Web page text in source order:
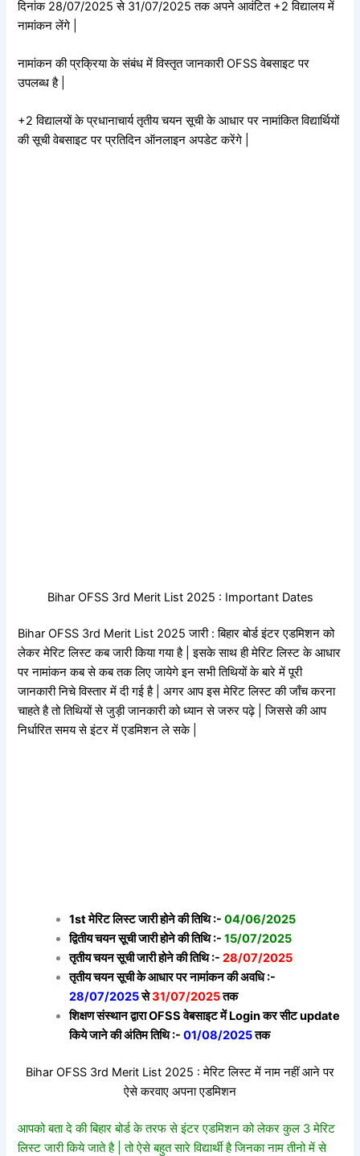
दिनांक 28/07/2025 से 31/07/2025 तक अपने आवंटित +2 विद्यालय में
नामांकन लेंगे |
नामांकन की प्रक्रिया के संबंध में विस्तृत जानकारी OFSS वेबसाइट पर
उपलब्ध है |
+2 विद्यालयों के प्रधानाचार्य तृतीय चयन सूची के आधार पर नामांकित विद्यार्थियों
की सूची वेबसाइट पर प्रतिदिन ऑनलाइन अपडेट करेंगे |
Bihar OFSS 3rd Merit List 2025 : Important Dates
Bihar OFSS 3rd Merit List 2025 जारी : बिहार बोर्ड इंटर एडमिशन को
लेकर मेरिट लिस्ट कब जारी किया गया है | इसके साथ ही मेरिट लिस्ट के आधार
पर नामांकन कब से कब तक लिए जायेगे इन सभी तिथियों के बारे में पूरी
जानकारी निचे विस्तार में दी गई है | अगर आप इस मेरिट लिस्ट की जाँच करना
चाहते है तो तिथियों से जुड़ी जानकारी को ध्यान से जरुर पढ़े | जिससे की आप
निर्धारित समय से इंटर में एडमिशन ले सके |
1st मेरिट लिस्ट जारी होने की तिथि :-04/06/2025
द्वितीय चयन सूची जारी होने की तिथि :-15/07/2025
तृतीय चयन सूची जारी होने की तिथि :-28/07/2025
तृतीय चयन सूची के आधार पर नामांकन की अवधि :-
28/07/2025से31/07/2025तक
शिक्षण संस्थान द्वारा OFSS वेबसाइट में Login कर सीट update
किये जाने की अंतिम तिथि :-01/08/2025तक
Bihar OFSS 3rd Merit List 2025 : मेरिट लिस्ट में नाम नहीं आने पर
ऐसे करवाए अपना एडमिशन
आपको बता दे की बिहार बोर्ड के तरफ से इंटर एडमिशन को लेकर कुल 3 मेरिट
लिस्ट जारी किये जाते है | तो ऐसे बहुत सारे विद्यार्थी है जिनका नाम तीनो में से